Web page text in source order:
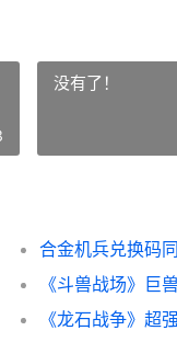
没有了！
合金机兵兑换码